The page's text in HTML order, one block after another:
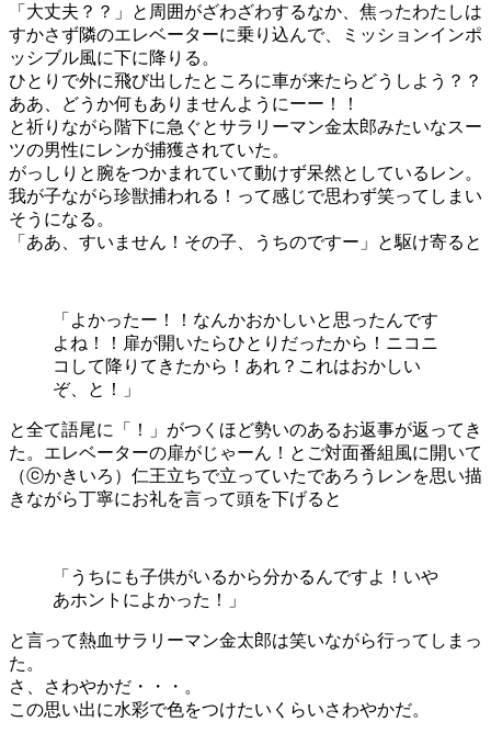
「大丈夫？？」と周囲がざわざわするなか、焦ったわたしは
すかさず隣のエレベーターに乗り込んで、ミッションインポ
ッシブル風に下に降りる。
ひとりで外に飛び出したところに車が来たらどうしよう？？
ああ、どうか何もありませんようにーー！！
と祈りながら階下に急ぐとサラリーマン金太郎みたいなスー
ツの男性にレンが捕獲されていた。
がっしりと腕をつかまれていて動けず呆然としているレン。
我が子ながら珍獣捕われる！って感じで思わず笑ってしまい
そうになる。
「ああ、すいません！その子、うちのですー」と駆け寄ると
「よかったー！！なんかおかしいと思ったんです
よね！！扉が開いたらひとりだったから！ニコニ
コして降りてきたから！あれ？これはおかしい
ぞ、と！」
と全て語尾に「！」がつくほど勢いのあるお返事が返ってき
た。エレベーターの扉がじゃーん！とご対面番組風に開いて
（ⓒかきいろ）仁王立ちで立っていたであろうレンを思い描
きながら丁寧にお礼を言って頭を下げると
「うちにも子供がいるから分かるんですよ！いや
あホントによかった！」
と言って熱血サラリーマン金太郎は笑いながら行ってしまっ
た。
さ、さわやかだ・・・。
この思い出に水彩で色をつけたいくらいさわやかだ。